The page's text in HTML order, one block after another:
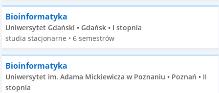
Bioinformatyka
Uniwersytet Gdański • Gdańsk • I stopnia
studia stacjonarne • 6 semestrów
Bioinformatyka
Uniwersytet im. Adama Mickiewicza w Poznaniu • Poznań • II
stopnia